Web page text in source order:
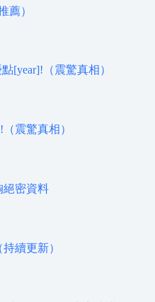
薦）
[year]!（震驚真相）
震驚真相）
絕密資料
續更新）